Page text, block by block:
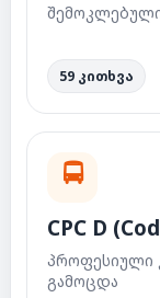
59 კითხვა
🚍
CPC D
პროფესიული
გამოცდა